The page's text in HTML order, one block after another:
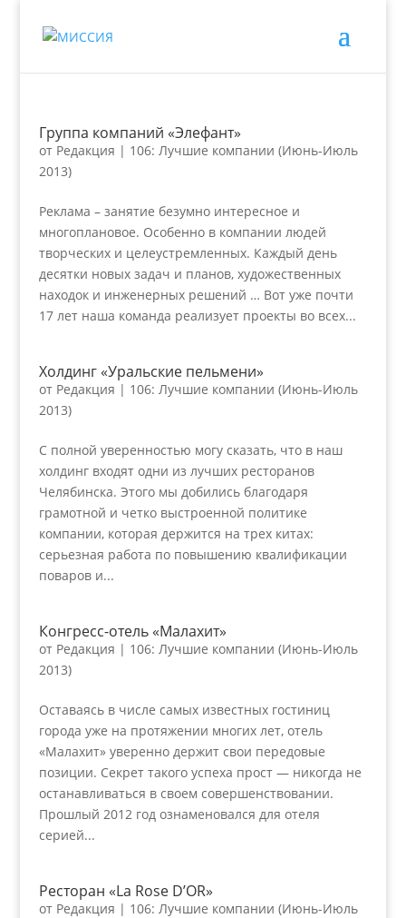
Группа компаний «Элефант»
от Редакция | 106: Лучшие компании (Июнь-Июль
2013)
Реклама – занятие безумно интересное и
многоплановое. Особенно в компании людей
творческих и целеустремленных. Каждый день
десятки новых задач и планов, художественных
находок и инженерных решений … Вот уже почти
17 лет наша команда реализует проекты во всех...
Холдинг «Уральские пельмени»
от Редакция | 106: Лучшие компании (Июнь-Июль
2013)
С полной уверенностью могу сказать, что в наш
холдинг входят одни из лучших ресторанов
Челябинска. Этого мы добились благодаря
грамотной и четко выстроенной политике
компании, которая держится на трех китах:
серьезная работа по повышению квалификации
поваров и...
Конгресс-отель «Малахит»
от Редакция | 106: Лучшие компании (Июнь-Июль
2013)
Оставаясь в числе самых известных гостиниц
города уже на протяжении многих лет, отель
«Малахит» уверенно держит свои передовые
позиции. Секрет такого успеха прост — никогда не
останавливаться в своем совершенствовании.
Прошлый 2012 год ознаменовался для отеля
серией...
Ресторан «La Rose D’OR»
от Редакция | 106: Лучшие компании (Июнь-Июль